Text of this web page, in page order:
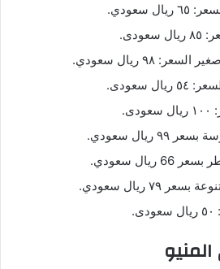
سعودي.
٩٨ ريال سعودي.
سعودى.
ريال سعودي.
سعودي.
ريال سعودي.